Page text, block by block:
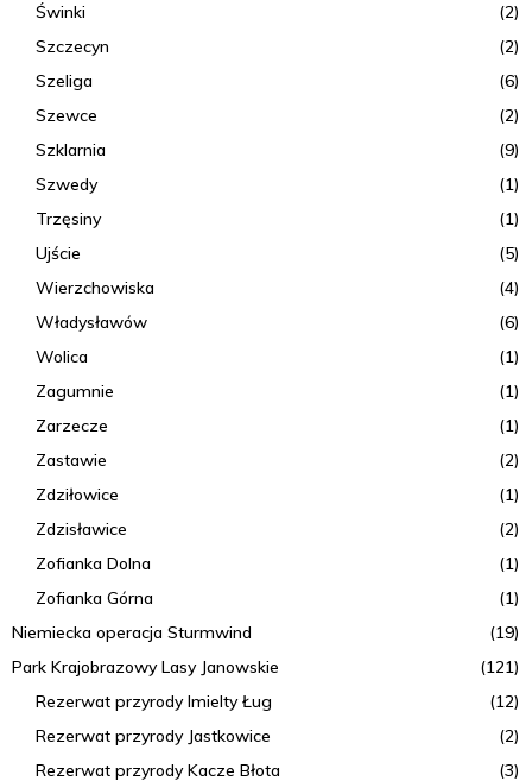
Świnki
(2)
Szczecyn
(2)
Szeliga
(6)
Szewce
(2)
Szklarnia
(9)
Szwedy
(1)
Trzęsiny
(1)
Ujście
(5)
Wierzchowiska
(4)
Władysławów
(6)
Wolica
(1)
Zagumnie
(1)
Zarzecze
(1)
Zastawie
(2)
Zdziłowice
(1)
Zdzisławice
(2)
Zofianka Dolna
(1)
Zofianka Górna
(1)
Niemiecka operacja Sturmwind
(19)
Park Krajobrazowy Lasy Janowskie
(121)
Rezerwat przyrody Imielty Ług
(12)
Rezerwat przyrody Jastkowice
(2)
Rezerwat przyrody Kacze Błota
(3)